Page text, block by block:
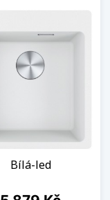
Bílá-led